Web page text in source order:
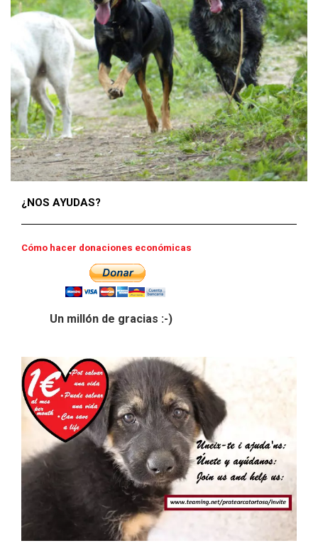
¿NOS AYUDAS?
Cómo hacer donaciones económicas
Un millón de gracias :-)